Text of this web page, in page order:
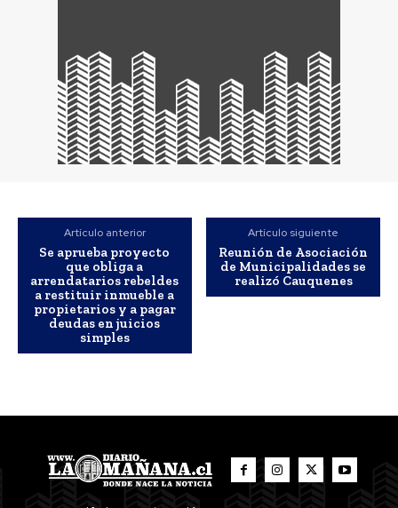
Artículo anterior
Se aprueba proyecto
que obliga a
arrendatarios rebeldes
a restituir inmueble a
propietarios y a pagar
deudas en juicios
simples
Artículo siguiente
Reunión de Asociación
de Municipalidades se
realizó Cauquenes